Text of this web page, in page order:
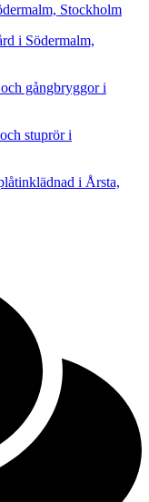
Stockholm
i Södermalm,
gångbryggor i
stuprör i
i Årsta,